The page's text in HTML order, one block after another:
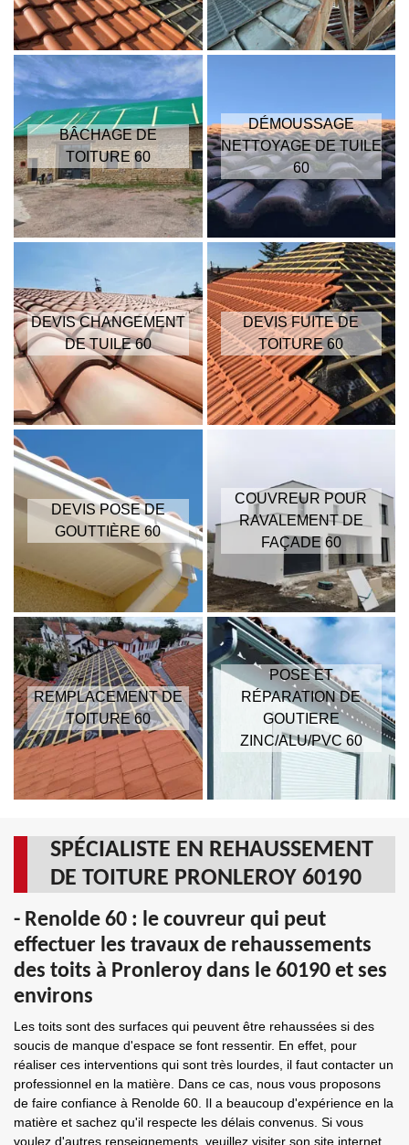
BÂCHAGE DE
TOITURE 60
DÉMOUSSAGE
NETTOYAGE DE TUILE
60
DEVIS CHANGEMENT
DE TUILE 60
DEVIS FUITE DE
TOITURE 60
DEVIS POSE DE
GOUTTIÈRE 60
COUVREUR POUR
RAVALEMENT DE
FAÇADE 60
REMPLACEMENT DE
TOITURE 60
POSE ET
RÉPARATION DE
GOUTIERE
ZINC/ALU/PVC 60
SPÉCIALISTE EN REHAUSSEMENT
DE TOITURE PRONLEROY 60190
- Renolde 60 : le couvreur qui peut
effectuer les travaux de rehaussements
des toits à Pronleroy dans le 60190 et ses
environs
Les toits sont des surfaces qui peuvent être rehaussées si des
soucis de manque d'espace se font ressentir. En effet, pour
réaliser ces interventions qui sont très lourdes, il faut contacter un
professionnel en la matière. Dans ce cas, nous vous proposons
de faire confiance à Renolde 60. Il a beaucoup d'expérience en la
matière et sachez qu'il respecte les délais convenus. Si vous
voulez d'autres renseignements, veuillez visiter son site internet.